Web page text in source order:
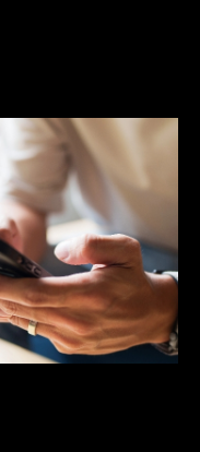
aidons à
vos
bien avec
sur des
vous
à Le